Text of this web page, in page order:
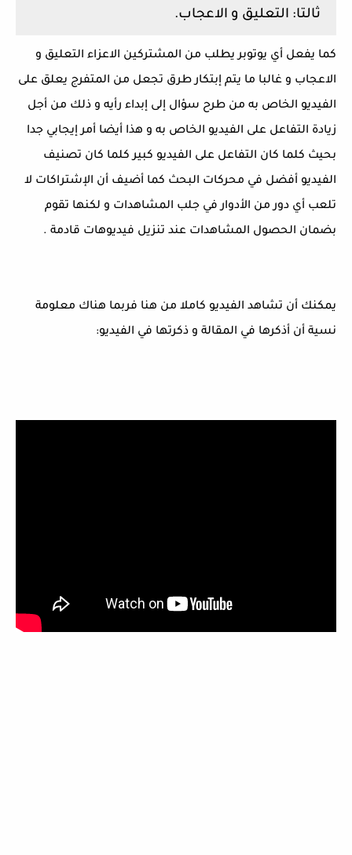
ثالتا: التعليق و الاعجاب.
كما يفعل أي يوتوبر يطلب من المشتركين الاعزاء التعليق و
الاعجاب و غالبا ما يتم إبتكار طرق تجعل من المتفرج يعلق على
الفيديو الخاص به من طرح سؤال إلى إبداء رأيه و ذلك من أجل
زيادة التفاعل على الفيديو الخاص به و هذا أيضا أمر إيجابي جدا
بحيث كلما كان التفاعل على الفيديو كبير كلما كان تصنيف
الفيديو أفضل في محركات البحث كما أضيف أن الإشتراكات لا
تلعب أي دور من الأدوار في جلب المشاهدات و لكنها تقوم
بضمان الحصول المشاهدات عند تنزيل فيديوهات قادمة .
يمكنك أن تشاهد الفيديو كاملا من هنا فربما هناك معلومة
نسية أن أذكرها في المقالة و ذكرتها في الفيديو: